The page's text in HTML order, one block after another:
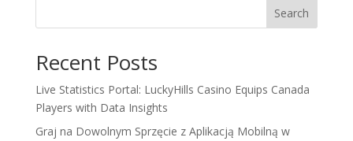
Search
Recent Posts
Live Statistics Portal: LuckyHills Casino Equips Canada
Players with Data Insights
Graj na Dowolnym Sprzęcie z Aplikacją Mobilną w